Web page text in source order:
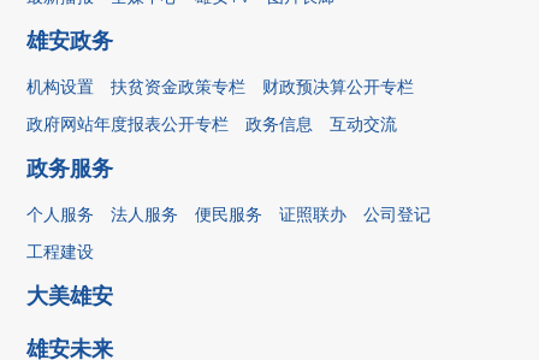
雄安政务
机构设置 扶贫资金政策专栏
财政预决算公开专栏
政府网站年度报表公开专栏
政务信息 互动交流
政务服务
个人服务 法人服务 便民服务 证照联办
公司登记
工程建设
大美雄安
雄安未来